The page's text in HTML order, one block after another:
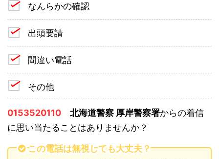
なんらかの確認
出頭要請
間違い電話
その他
0153520110 北海道警察 厚岸警察署からの着信
に思い当たることはありませんか？
この電話は無視しても大丈夫？